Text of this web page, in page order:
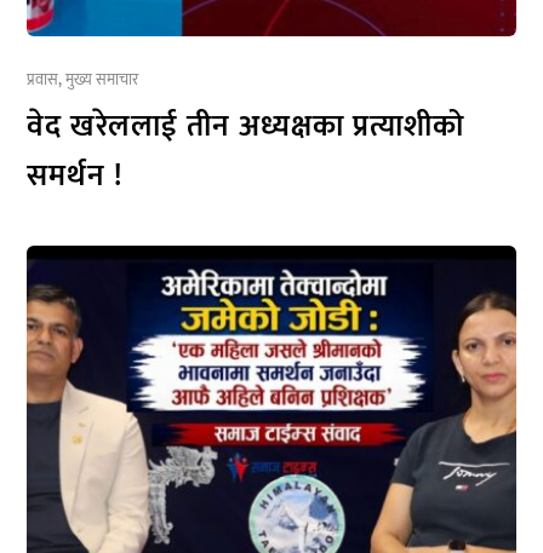
प्रवास,मुख्य समाचार
वेद खरेललाई तीन अध्यक्षका प्रत्याशीको
समर्थन !